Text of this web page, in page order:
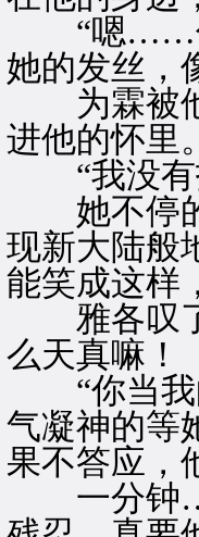
“嗯……你
她的发丝，
为霖被他
进他的怀里。
“我没有
她不停的
现新大陆般
能笑成这样
雅各叹了
么天真嘛！
“你当我
气凝神的等
果不答应，
一分钟